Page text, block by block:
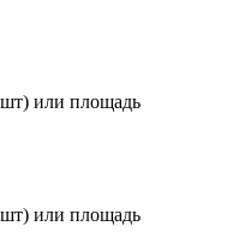
или площадь
или площадь